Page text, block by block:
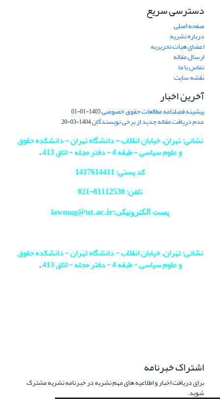
دسترسی سریع
صفحه اصلی
درباره نشریه
اعضای هیات تحریریه
ارسال مقاله
تماس با ما
نقشه سایت
آخرین اخبار
پیشینه فصلنامه مطالعات حقوق خصوصی1405-01-01
عدم دریافت مقاله جدید از برخی نویسندگان1404-03-20
نشانی: تهران، خیابان انقلاب - دانشگاه تهران - دانشکده حقوق
و علوم سیاسی - طبقه 4 - دفتر مجله - اتاق 413
.
کد پستی: 1417614411
تلفن: 61112530-
021
پست الکترونیکی:lawmag@ut.ac.ir
نشانی: تهران، خیابان انقلاب - دانشگاه تهران - دانشکده حقوق
و علوم سیاسی - طبقه 4 - دفتر مجله - اتاق 413
.
اشتراک خبرنامه
برای دریافت اخبار و اطلاعیه های مهم نشریه در خبرنامه نشریه مشترک
شوید.